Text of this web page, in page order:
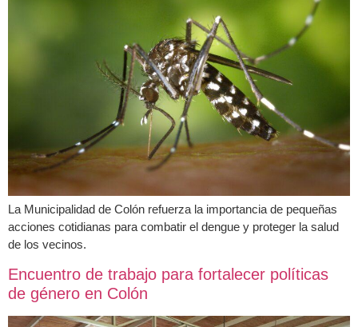
La Municipalidad de Colón refuerza la importancia de pequeñas
acciones cotidianas para combatir el dengue y proteger la salud
de los vecinos.
Encuentro de trabajo para fortalecer políticas
de género en Colón